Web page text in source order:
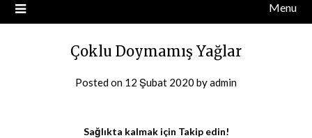
Menu
Çoklu Doymamış Yağlar
Posted on 12 Şubat 2020 byadmin
Sağlıkta kalmak için Takip edin!